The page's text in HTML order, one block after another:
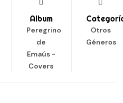
Album
Peregrino
de
Emaús -
Covers
Otros
Géneros